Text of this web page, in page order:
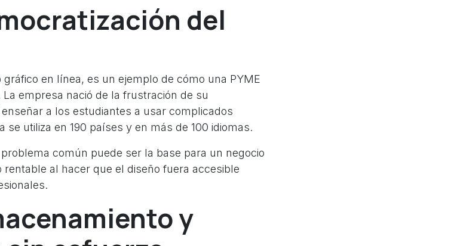
del
en línea, es un ejemplo de cómo una PYME
empresa nació de la frustración de su
a los estudiantes a usar complicados
se utiliza en 190 países y en más de 100 idiomas.
común puede ser la base para un negocio
al hacer que el diseño fuera accesible
y